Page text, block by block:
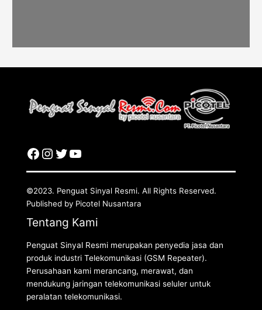
©2023. Penguat Sinyal Resmi. All Rights Reserved.
Published by Picotel Nusantara
Tentang Kami
Penguat Sinyal Resmi merupakan penyedia jasa dan
produk industri Telekomunikasi (GSM Repeater).
Perusahaan kami merancang, merawat, dan
mendukung jaringan telekomunikasi seluler untuk
peralatan telekomunikasi.